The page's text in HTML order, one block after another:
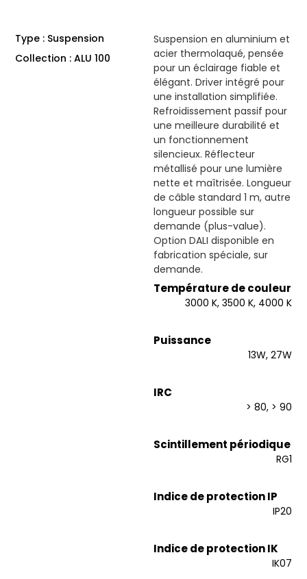
Type : Suspension
Collection : ALU 100
Suspension en aluminium et
acier thermolaqué, pensée
pour un éclairage fiable et
élégant. Driver intégré pour
une installation simplifiée.
Refroidissement passif pour
une meilleure durabilité et
un fonctionnement
silencieux. Réflecteur
métallisé pour une lumière
nette et maîtrisée. Longueur
de câble standard 1 m, autre
longueur possible sur
demande (plus-value).
Option DALI disponible en
fabrication spéciale, sur
demande.
Température de couleur
3000 K, 3500 K, 4000 K
Puissance
13W, 27W
IRC
> 80, > 90
Scintillement périodique
RG1
Indice de protection IP
IP20
Indice de protection IK
IK07